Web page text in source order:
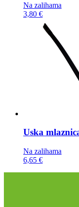
Na zalihama
3,80 €
Uska
Na zalihama
6,65 €